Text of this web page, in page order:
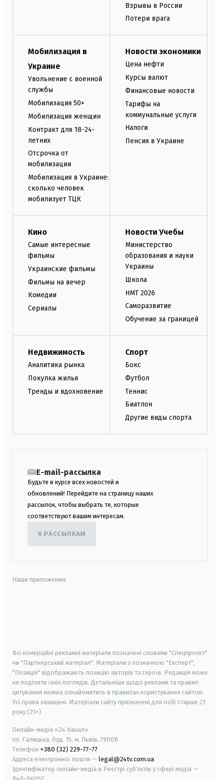
Взрывы в России
Потери врага
Мобилизация в
Украине
Увольнение с военной
службы
Мобилизация 50+
Мобилизация женщин
Контракт для 18-24-
летних
Отсрочка от
мобилизации
Мобилизация в Украине:
сколько человек
мобилизует ТЦК
Новости экономики
Цена нефти
Курсы валют
Финансовые новости
Тарифы на
коммунальные услуги
Налоги
Пенсия в Украине
Кино
Самые интересные
фильмы
Украинские фильмы
Фильмы на вечер
Комедии
Сериалы
Новости Учебы
Министерство
образования и науки
Украины
Школа
НМТ 2026
Саморазвитие
Обучение за границей
Недвижимость
Аналитика рынка
Покупка жилья
Тренды и вдохновение
Спорт
Бокс
Футбол
Теннис
Биатлон
Другие виды спорта
E-mail-рассылка
Будьте в курсе всех новостей и
обновлений! Перейдите на страницу наших
рассылок, чтобы выбрать те, которые
соответствуют вашим интересам.
К РАССЫЛКАМ
Наши приложения:
Всі комерційні рекламні матеріали позначені словами "Спецпроєкт"
чи "Партнерський матеріал". Матеріали з позначкою "Експерт",
"Позиція" відображають позицію авторів та героїв. Редакція може
не поділяти їхніх поглядів. Детальніше щодо реклами та правил
цитування можна ознайомитись в правилах користування сайтом.
Усі права захищені. Матеріали сайту призначені для осіб старше 21
року (21+)
Онлайн-медіа «24 Канал»
пл. Галицька, буд. 15, м. Львів, 79008
Телефон +380 (32) 229-77-77
Адреса електронної пошти — legal@24tv.com.ua
Ідентифікатор онлайн-медіа в Реєстрі суб'єктів у сфері медіа —